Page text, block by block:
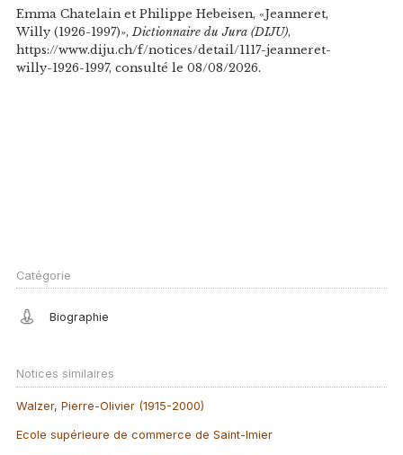
Emma Chatelain et Philippe Hebeisen, «Jeanneret,
Willy (1926-1997)»,Dictionnaire du Jura (DIJU),
https://www.diju.ch/f/notices/detail/1117-jeanneret-
willy-1926-1997, consulté le 08/08/2026.
Catégorie
Biographie
Notices similaires
Walzer, Pierre-Olivier (1915-2000)
Ecole supérieure de commerce de Saint-Imier